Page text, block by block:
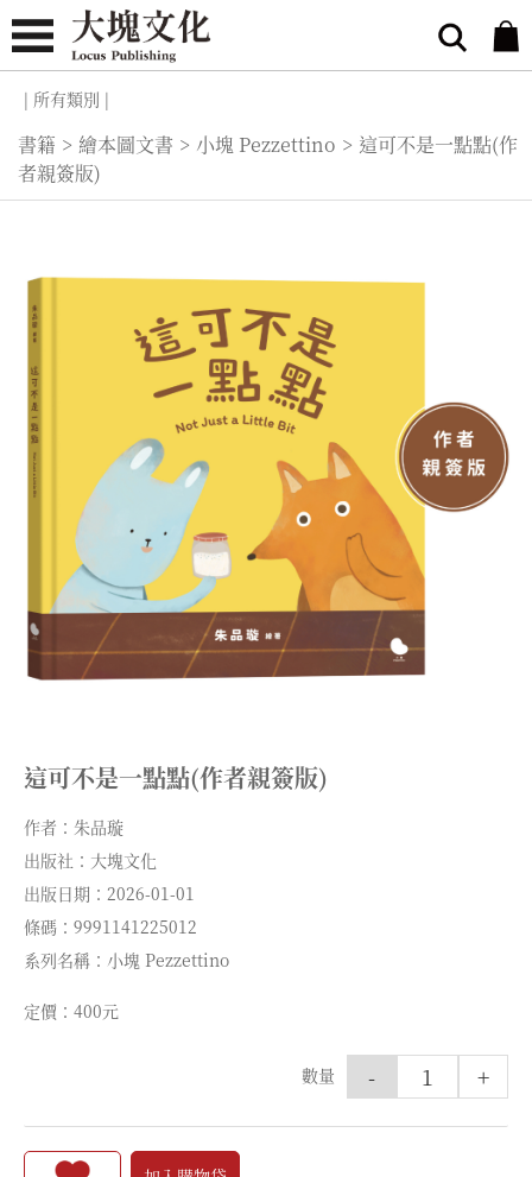
| 所有類別 |
書籍 > 繪本圖文書 > 小塊 Pezzettino > 這可不是一點點(作
者親簽版)
這可不是一點點(作者親簽版)
作者：朱品璇
出版社：大塊文化
出版日期：2026-01-01
條碼：9991141225012
系列名稱：小塊 Pezzettino
定價：400元
數量 +
-